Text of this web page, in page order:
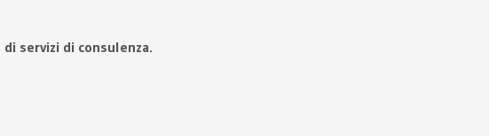
servizi di consulenza.